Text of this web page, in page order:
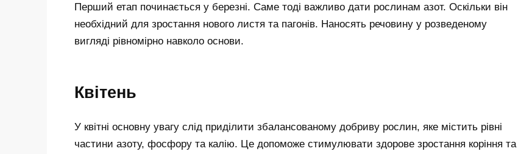
Перший етап починається у березні. Саме тоді важливо дати рослинам азот. Оскільки він
необхідний для зростання нового листя та пагонів. Наносять речовину у розведеному
вигляді рівномірно навколо основи.
Квітень
У квітні основну увагу слід приділити збалансованому добриву рослин, яке містить рівні
частини азоту, фосфору та калію. Це допоможе стимулювати здорове зростання коріння та